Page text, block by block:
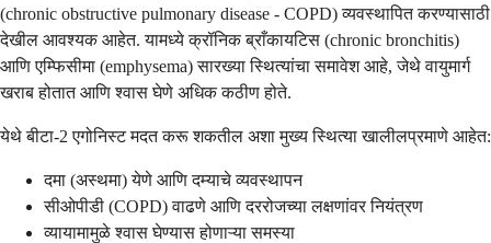
(chronic obstructive pulmonary disease - COPD) व्यवस्थापित करण्यासाठी
देखील आवश्यक आहेत. यामध्ये क्रॉनिक ब्राँकायटिस (chronic bronchitis)
आणि एम्फिसीमा (emphysema) सारख्या स्थित्यांचा समावेश आहे, जेथे वायुमार्ग
खराब होतात आणि श्वास घेणे अधिक कठीण होते.
येथे बीटा-2 एगोनिस्ट मदत करू शकतील अशा मुख्य स्थित्या खालीलप्रमाणे आहेत:
दमा (अस्थमा) येणे आणि दम्याचे व्यवस्थापन
सीओपीडी (COPD) वाढणे आणि दररोजच्या लक्षणांवर नियंत्रण
व्यायामामुळे श्वास घेण्यास होणाऱ्या समस्या